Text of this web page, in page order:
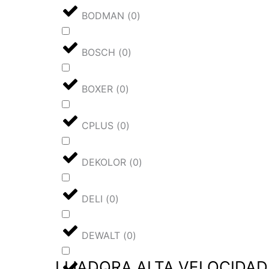
BODMAN (0)
BOSCH (0)
BOXER (0)
CPLUS (0)
DEKOLOR (0)
DELI (0)
DEWALT (0)